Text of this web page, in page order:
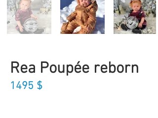
Rea Poupée reborn
1495 $